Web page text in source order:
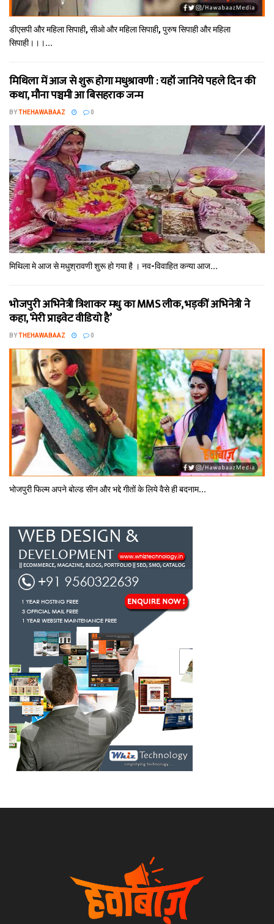
डीएसपी और महिला सिपाही, सीओ और महिला सिपाही, पुरुष सिपाही और महिला
सिपाही।।।...
मिथि‍ला में आज से शुरू होगा मधुश्रावणी : यहॉं जानिये पहले दिन की
कथा, मौना पञ्चमी आ बिसहराक जन्म
BYTHEHAWABAAZ 0
मिथि‍ला मे आज से मधुश्रावणी शुरू हो गया है । नव-विवाहित कन्‍या आज...
भोजपुरी अभिनेत्री त्रिशाकर मधु का MMS लीक, भड़कीं अभिनेत्री ने
कहा, ‘मेरी प्राइवेट वीडियो है’
BYTHEHAWABAAZ 0
भोजपुरी फिल्‍म अपने बोल्‍ड सीन और भद्दे गीतों के लिये वैसे ही बदनाम...